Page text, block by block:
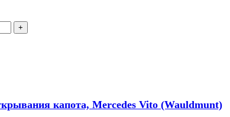
капота, Mercedes Vito (Wauldmunt)